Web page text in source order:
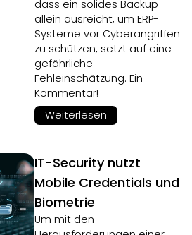
dass ein solides Backup
allein ausreicht, um ERP-
Systeme vor Cyberangriffen
zu schützen, setzt auf eine
gefährliche
Fehleinschätzung. Ein
Kommentar!
Weiterlesen
IT-Security nutzt
Mobile Credentials und
Biometrie
Um mit den